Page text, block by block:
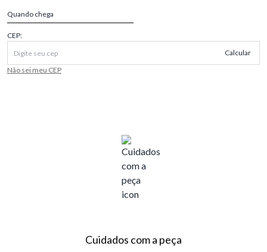
Quando chega
CEP:
Calcular
Não sei meu CEP
Cuidados com a peça